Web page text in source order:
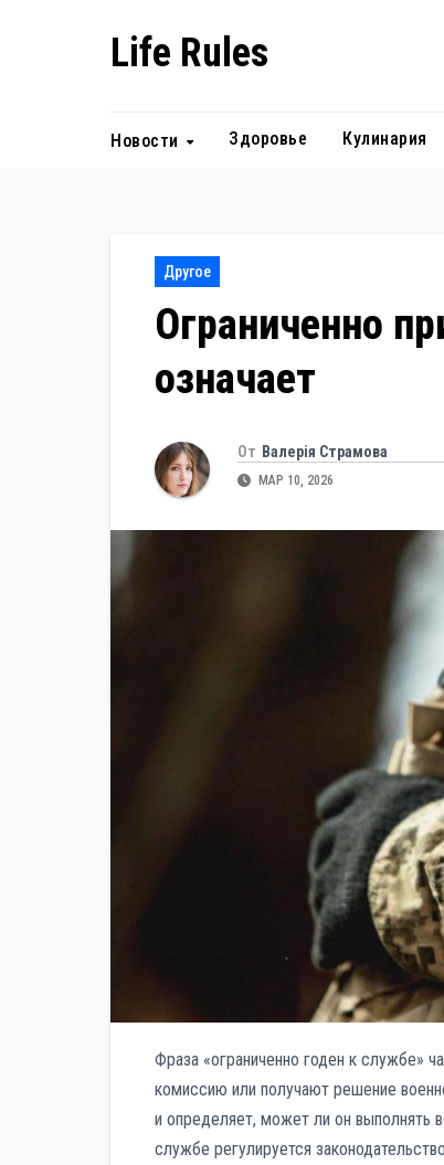
Life Rules
Новости Здоровье Кулинария
Другое
Ограниченно
означает
От Валерія Страмова
МАР 10, 2026
Фраза «ограниченно годен к службе»
комиссию или получают решение
и определяет, может ли он выполнять
службе регулируется